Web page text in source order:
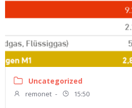
Uncategorized
remonet - 15:50